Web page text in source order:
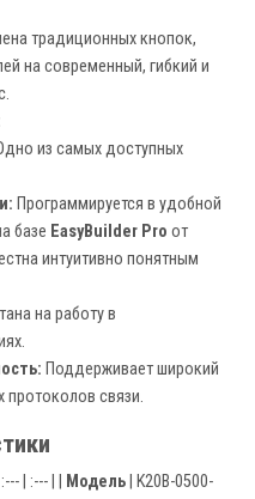
традиционных кнопок,
на современный, гибкий и
из самых доступных
Программируется в удобной
базе EasyBuilder Pro от
интуитивно понятным
на работу в
Поддерживает широкий
связи.
| :--- | | Модель | K20B-0500-